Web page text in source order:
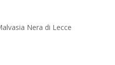
Nera di Lecce